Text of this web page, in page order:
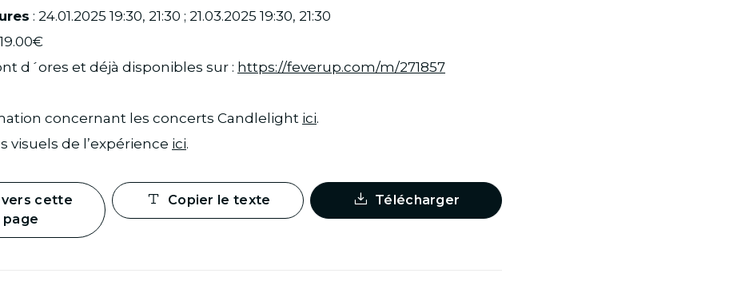
: 24.01.2025 19:30, 21:30 ; 21.03.2025 19:30, 21:30
d´ores et déjà disponibles sur : https://feverup.com/m/271857
concernant les concerts Candlelight ici.
visuels de l’expérience ici.
vers cette
page
Copier le texte Télécharger